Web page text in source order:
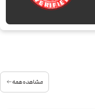
مشاهده همه